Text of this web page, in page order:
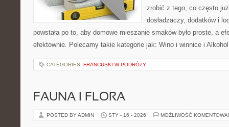
zrobić z tego, co często
dosładzaczy, dodatków i
powstała po to, aby domowe mieszanie smaków było proste, a
efektownie. Polecamy takie kategorie jak: Wino i winnice i
CATEGORIES: FRANCUSKI W PODRÓŻY
FAUNA I FLORA
POSTED BY ADMIN STY - 16 - 2026 MOŻLIWOŚĆ